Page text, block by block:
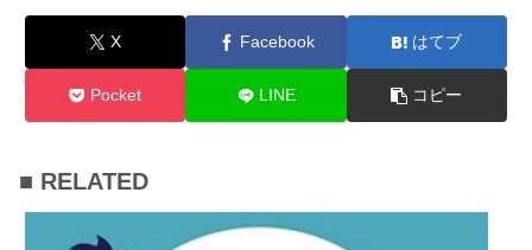
X Facebook はてブ
Pocket LINE コピー
■ RELATED